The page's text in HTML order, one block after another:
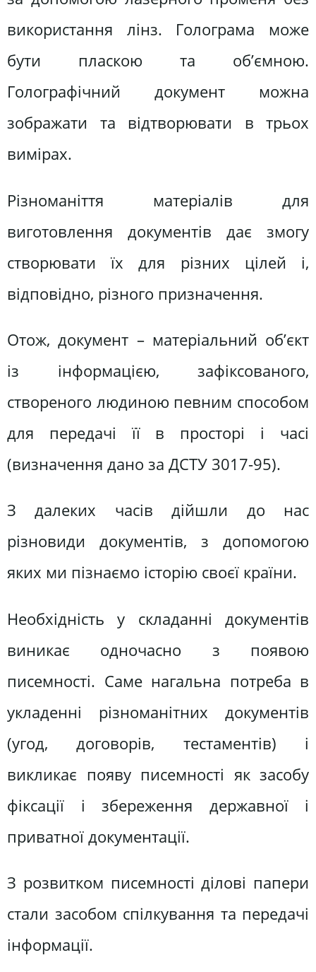
використання лінз. Голограма може
бути пласкою та об’ємною.
Голографічний документ можна
зображати та відтворювати в трьох
вимірах.
Різноманіття матеріалів для
виготовлення документів дає змогу
створювати їх для різних цілей і,
відповідно, різного призначення.
Отож, документ – матеріальний об’єкт
із інформацією, зафіксованого,
створеного людиною певним способом
для передачі її в просторі і часі
(визначення дано за ДСТУ 3017-95).
З далеких часів дійшли до нас
різновиди документів, з допомогою
яких ми пізнаємо історію своєї країни.
Необхідність у складанні документів
виникає одночасно з появою
писемності. Саме нагальна потреба в
укладенні різноманітних документів
(угод, договорів, тестаментів) і
викликає появу писемності як засобу
фіксації і збереження державної і
приватної документації.
З розвитком писемності ділові папери
стали засобом спілкування та передачі
інформації.